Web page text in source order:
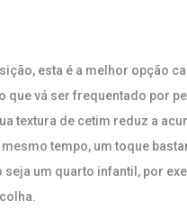
esta é a melhor opção
que vá ser frequentado por
textura de cetim reduz a
tempo, um toque
seja um quarto infantil, por